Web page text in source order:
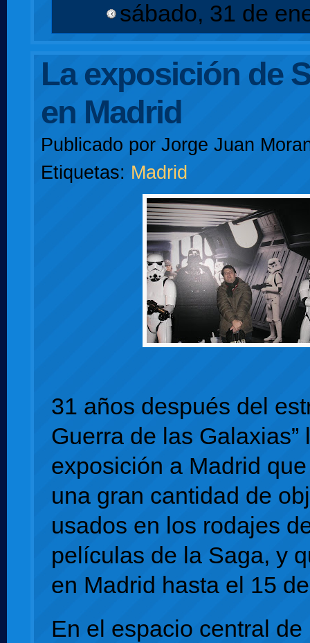
sábado, 31 de
La exposición de
en Madrid
Publicado por Jorge Juan
Etiquetas: Madrid
31 años después del
Guerra de las Galaxias”
exposición a Madrid
una gran cantidad de
usados en los rodajes
películas de la Saga, y
en Madrid hasta el 15
En el espacio central de